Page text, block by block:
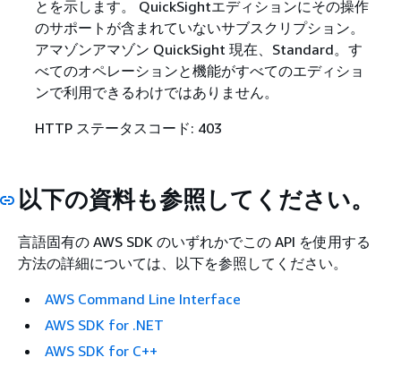
とを示します。 QuickSightエディションにその操作
のサポートが含まれていないサブスクリプション。
アマゾンアマゾン QuickSight 現在、Standard。す
べてのオペレーションと機能がすべてのエディショ
ンで利用できるわけではありません。​
HTTP ステータスコード: 403
以下の資料も参照してください。
言語固有の AWS SDK のいずれかでこの API を使用する
方法の詳細については、以下を参照してください。
AWS Command Line Interface
AWS SDK for .NET
AWS SDK for C++